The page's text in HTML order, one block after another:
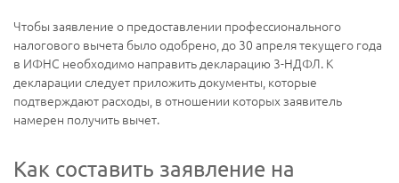
Чтобы заявление о предоставлении профессионального
налогового вычета было одобрено, до 30 апреля текущего года
в ИФНС необходимо направить декларацию 3-НДФЛ. К
декларации следует приложить документы, которые
подтверждают расходы, в отношении которых заявитель
намерен получить вычет.
Как составить заявление на